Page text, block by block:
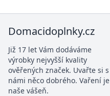
Domacidoplnky.cz
Již 17 let Vám dodáváme
výrobky nejvyšší kvality
ověřených značek. Uvařte si s
námi něco dobrého. Vaření je
naše vášeň.